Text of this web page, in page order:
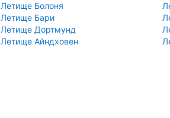
Летище Болоня
Летище Бари
Летище Дортмунд
Летище Айндховен